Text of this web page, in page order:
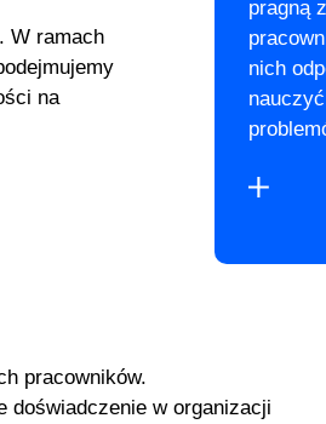
W ramach
na
pragną
nich
pracowników.
doświadczenie w organizacji